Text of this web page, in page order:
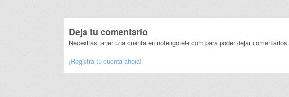
Deja tu comentario
Necesitas tener una cuenta en notengotele.com para poder dejar comentarios.
¡Registra tu cuenta ahora!